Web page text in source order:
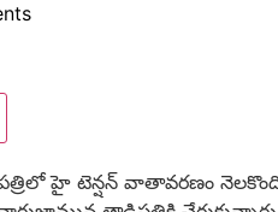
హై టెన్షన్ వాతావరణం